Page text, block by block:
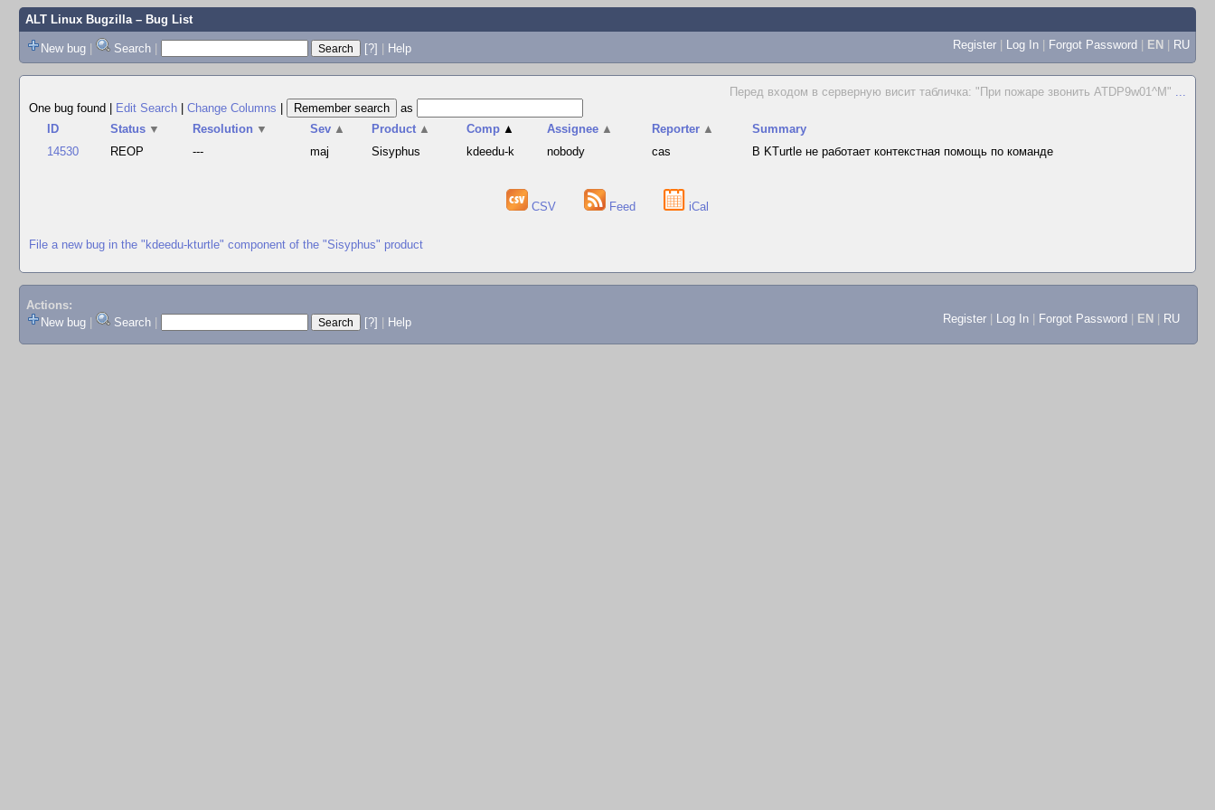
ALT Linux Bugzilla– Bug List
New bug | Search | [?] | Help Register | Log In | Forgot Password | EN | RU
Перед входом в серверную висит табличка: "При пожаре звонить ATDP9w01^M" ...
One bug found
Edit Search Change Columns
as
ID
Status ▼ Resolution ▼ Sev ▲ Product ▲ Comp ▲ Assignee ▲ Reporter ▲
Summary
14530
REOP --- maj Sisyphus kdeedu-k nobody cas В KTurtle не работает контекстная помощь по команде
CSV Feed iCal
File a new bug in the "kdeedu-kturtle" component of the "Sisyphus" product
Actions:
New bug
Search [?] Help Register Log In Forgot Password EN RU